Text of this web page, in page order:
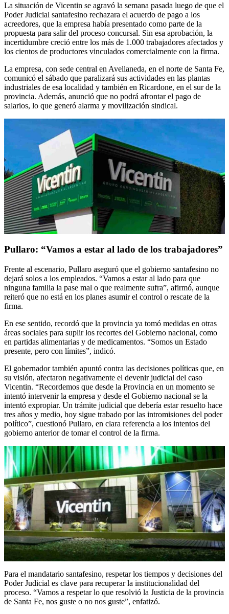
La situación de Vicentin se agravó la semana pasada luego de que el
Poder Judicial santafesino rechazara el acuerdo de pago a los
acreedores, que la empresa había presentado como parte de la
propuesta para salir del proceso concursal. Sin esa aprobación, la
incertidumbre creció entre los más de 1.000 trabajadores afectados y
los cientos de productores vinculados comercialmente con la firma.
La empresa, con sede central en Avellaneda, en el norte de Santa Fe,
comunicó el sábado que paralizará sus actividades en las plantas
industriales de esa localidad y también en Ricardone, en el sur de la
provincia. Además, anunció que no podrá afrontar el pago de
salarios, lo que generó alarma y movilización sindical.
Pullaro: “Vamos a estar al lado de los trabajadores”
Frente al escenario, Pullaro aseguró que el gobierno santafesino no
dejará solos a los empleados. “Vamos a estar al lado para que
ninguna familia la pase mal o que realmente sufra”, afirmó, aunque
reiteró que no está en los planes asumir el control o rescate de la
firma.
En ese sentido, recordó que la provincia ya tomó medidas en otras
áreas sociales para suplir los recortes del Gobierno nacional, como
en partidas alimentarias y de medicamentos. “Somos un Estado
presente, pero con límites”, indicó.
El gobernador también apuntó contra las decisiones políticas que, en
su visión, afectaron negativamente el devenir judicial del caso
Vicentin. “Recordemos que desde la Provincia en un momento se
intentó intervenir la empresa y desde el Gobierno nacional se la
intentó expropiar. Un trámite judicial que debería estar resuelto hace
tres años y medio, hoy sigue trabado por las intromisiones del poder
político”, cuestionó Pullaro, en clara referencia a los intentos del
gobierno anterior de tomar el control de la firma.
Para el mandatario santafesino, respetar los tiempos y decisiones del
Poder Judicial es clave para recuperar la institucionalidad del
proceso. “Vamos a respetar lo que resolvió la Justicia de la provincia
de Santa Fe, nos guste o no nos guste”, enfatizó.